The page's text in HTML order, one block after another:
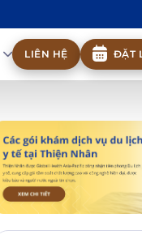
LIÊN HỆ ĐẶT